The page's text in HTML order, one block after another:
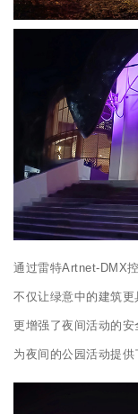
通过雷特Artnet-DMX
不仅让绿意中的建筑更
更增强了夜间活动的安
为夜间的公园活动提供